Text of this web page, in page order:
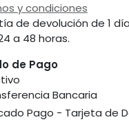
y condiciones
de devolución de 1
a 48 horas.
de Pago
Bancaria
Pago - Tarjeta de